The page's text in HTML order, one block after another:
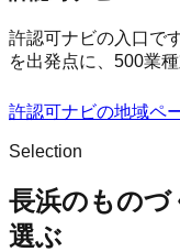
許認可ナビの入口で
を出発点に、500業
許認可ナビの地域ペ
Selection
長浜のものづ
選ぶ